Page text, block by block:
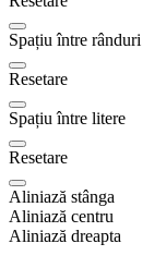
Spațiu între rânduri
Resetare
Spațiu între litere
Resetare
Aliniază stânga
Aliniază centru
Aliniază dreapta